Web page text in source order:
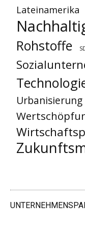
Lateinamerika
Rohstoffe
Urbanisierung